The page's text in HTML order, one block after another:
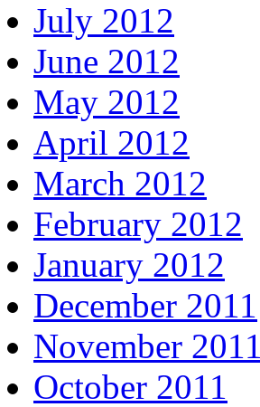
July 2012
June 2012
May 2012
April 2012
March 2012
February 2012
January 2012
December 2011
November 2011
October 2011